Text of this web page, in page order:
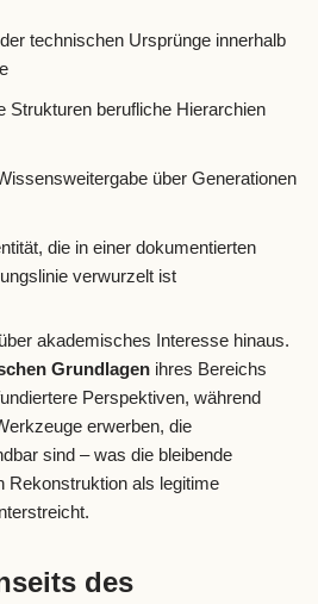
technischen Ursprünge innerhalb
Strukturen berufliche Hierarchien
über Generationen
die in einer dokumentierten
verwurzelt ist
akademisches Interesse hinaus.
Grundlagen ihres Bereichs
Perspektiven, während
erwerben, die
sind – was die bleibende
Rekonstruktion als legitime
des